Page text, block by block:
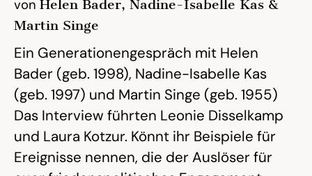
von Helen Bader, Nadine-Isabelle Kas &
Martin Singe
Ein Generationengespräch mit Helen
Bader (geb. 1998), Nadine-Isabelle Kas
(geb. 1997) und Martin Singe (geb. 1955)
Das Interview führten Leonie Disselkamp
und Laura Kotzur. Könnt ihr Beispiele für
Ereignisse nennen, die der Auslöser für